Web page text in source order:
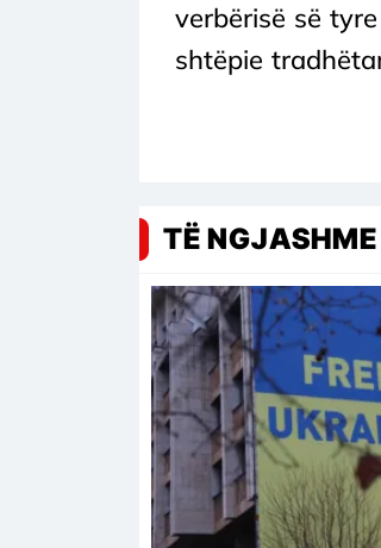
verbërisë së
shtëpie
TË NGJASHME